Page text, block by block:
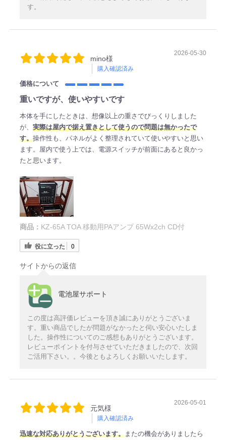
す。
mino様
購入確認済み
2026-05-30
価格について
重いですが、使いやすいです
本体を手にしたときは、想像以上の重さでびっくりしました
が、 実際は屋内で据え置きとして使うので問題は無かったで
す。操作性も、パネルがよく整理されていて使いやすいと思い
ます。屋内で使う上では、電源スイッチが前面にあると良かっ
たと思います。
商品： KZ-65A TOA 移動用PAアンプ 65Wx2ch CD付
役に立った 0
サイトからの返信
電池屋サポート
この度は高評価レビューを頂き誠にありがとうございま
す。重い商品でしたが問題がなかったと伺い安心いたしま
した。操作性についてのご感想もありがとうございます。
レビューポイントを付与させていただきましたので、次回
ご活用下さい。。今後ともよろしくお願いいたします。
元気様
購入確認済み
2026-05-01
迅速な対応ありがとうございます。またの機会がありましたら